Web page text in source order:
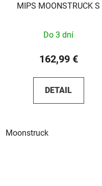
MIPS MOONSTRUCK S
Do 3 dní
162,99 €
DETAIL
Moonstruck